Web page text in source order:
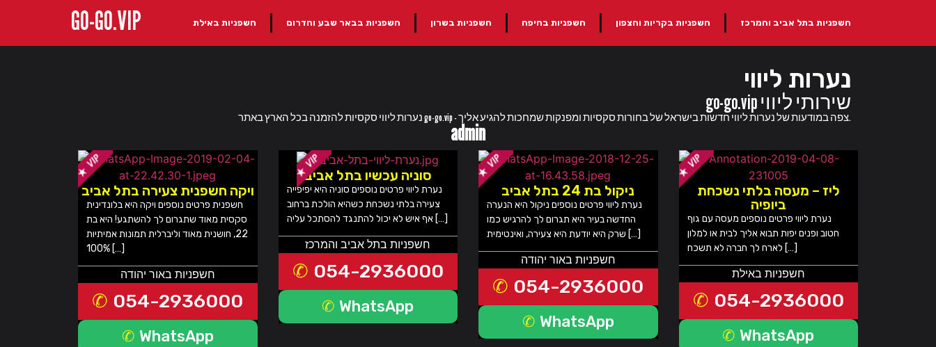
GO-GO.VIP חשפניות באילת חשפניות בבאר שבע והדרום חשפניות בשרון חשפניות בחיפה חשפניות בקריות והצפון חשפניות בתל אביב והמרכז
נערות ליווי
go-go.vip שירותי ליווי
נערות ליווי סקסיות להזמנה בכל הארץ באתר go-go.vip - צפה במודעות של נערות ליווי חדשות בישראל של בחורות סקסיות ומפנקות שמחכות להגיע אליך.
admin
ויקה חשפנית צעירה בתל אביב
חשפנית פרטים נוספים ויקה היא בלונדינית
סקסית מאוד שתגרום לך להשתגע! היא בת
22, חושנית מאוד וליברלית תמונות אמיתיות
100% […]
חשפניות באור יהודה
054-2936000
WhatsApp
סוניה עכשיו בתל אביב
נערת ליווי פרטים נוספים סוניה היא יפיפייה
צעירה בלתי נשכחת כשהיא הולכת ברחוב
אף איש לא יכול להתנגד להסתכל עליה […]
חשפניות בתל אביב והמרכז
054-2936000
WhatsApp
ניקול בת 24 בתל אביב
נערת ליווי פרטים נוספים ניקול היא הנערה
החדשה בעיר היא תגרום לך להרגיש כמו
שרק היא יודעת היא צעירה, ואינטימית […]
חשפניות באור יהודה
054-2936000
WhatsApp
ליז – מעסה בלתי נשכחת
ביופיה
נערת ליווי פרטים נוספים מעסה עם גוף
חטוב ופנים יפות תבוא אליך לבית או למלון
לארח לך חברה לא תשכח […]
חשפניות באילת
054-2936000
WhatsApp